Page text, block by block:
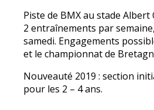
Piste de BMX au stade Albert
2 entraînements par
samedi. Engagements
et le championnat de
Nouveauté 2019 : section
pour les 2 – 4 ans.